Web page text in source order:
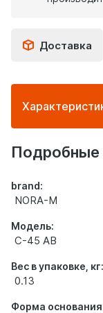
Доставка
Подробная
о
товаре
Подробные
brand:
NORA-M
Модель:
С-45 AB
Вес в упаковке, кг:
0.13
Форма